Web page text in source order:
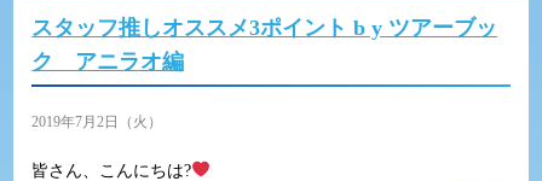
スタッフ推しオススメ3ポイント​ b​ y​ ツアーブッ
ク アニラオ編
2019年7月2日（火）
皆さん、こんにちは?